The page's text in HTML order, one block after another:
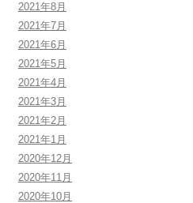
2021年8月
2021年7月
2021年6月
2021年5月
2021年4月
2021年3月
2021年2月
2021年1月
2020年12月
2020年11月
2020年10月